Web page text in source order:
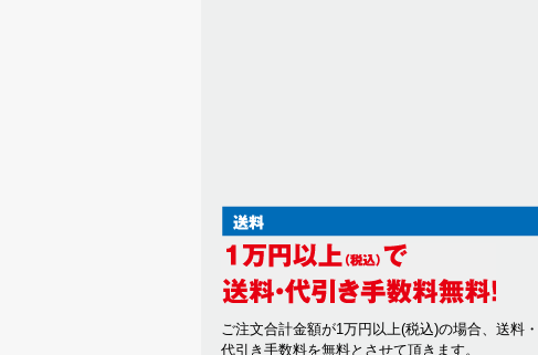
ご注文合計金額が1万円以上(税込)の場合、送料・
代引き手数料を無料とさせて頂きます。